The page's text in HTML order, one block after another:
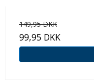
149,95 DKK
99,95 DKK